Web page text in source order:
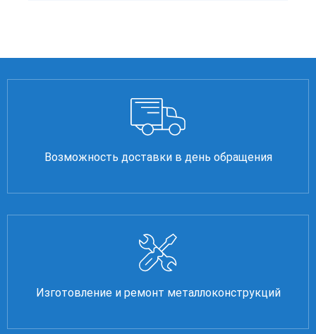
Возможность доставки в день обращения
Изготовление и ремонт металлоконструкций